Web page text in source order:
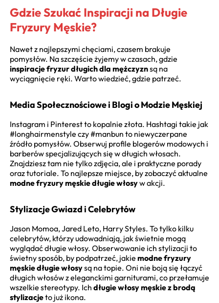
Gdzie Szukać Inspiracji na Długie
Fryzury Męskie?
Nawet z najlepszymi chęciami, czasem brakuje
pomysłów. Na szczęście żyjemy w czasach, gdzie
inspiracje fryzur długich dla mężczyznsą na
wyciągnięcie ręki. Warto wiedzieć, gdzie patrzeć.
Media Społecznościowe i Blogi o Modzie Męskiej
Instagram i Pinterest to kopalnie złota. Hashtagi takie jak
#longhairmenstyle czy #manbun to niewyczerpane
źródło pomysłów. Obserwuj profile blogerów modowych i
barberów specjalizujących się w długich włosach.
Znajdziesz tam nie tylko zdjęcia, ale i praktyczne porady
oraz tutoriale. To najlepsze miejsce, by zobaczyć aktualne
modne fryzury męskie długie włosyw akcji.
Stylizacje Gwiazd i Celebrytów
Jason Momoa, Jared Leto, Harry Styles. To tylko kilku
celebrytów, którzy udowadniają, jak świetnie mogą
wyglądać długie włosy. Obserwowanie ich stylizacji to
świetny sposób, by podpatrzeć, jakie modne fryzury
męskie długie włosysą na topie. Oni nie boją się łączyć
długich włosów z eleganckimi garniturami, co przełamuje
wszelkie stereotypy. Ich długie włosy męskie z brodą
stylizacjeto już ikona.